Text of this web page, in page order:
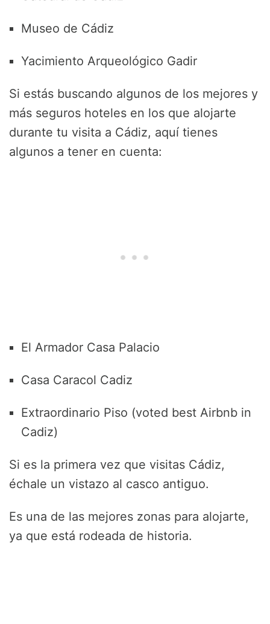
Museo de Cádiz
Yacimiento Arqueológico Gadir
Si estás buscando algunos de los mejores y
más seguros hoteles en los que alojarte
durante tu visita a Cádiz, aquí tienes
algunos a tener en cuenta:
El Armador Casa Palacio
Casa Caracol Cadiz
Extraordinario Piso (voted best Airbnb in
Cadiz)
Si es la primera vez que visitas Cádiz,
échale un vistazo al casco antiguo.
Es una de las mejores zonas para alojarte,
ya que está rodeada de historia.